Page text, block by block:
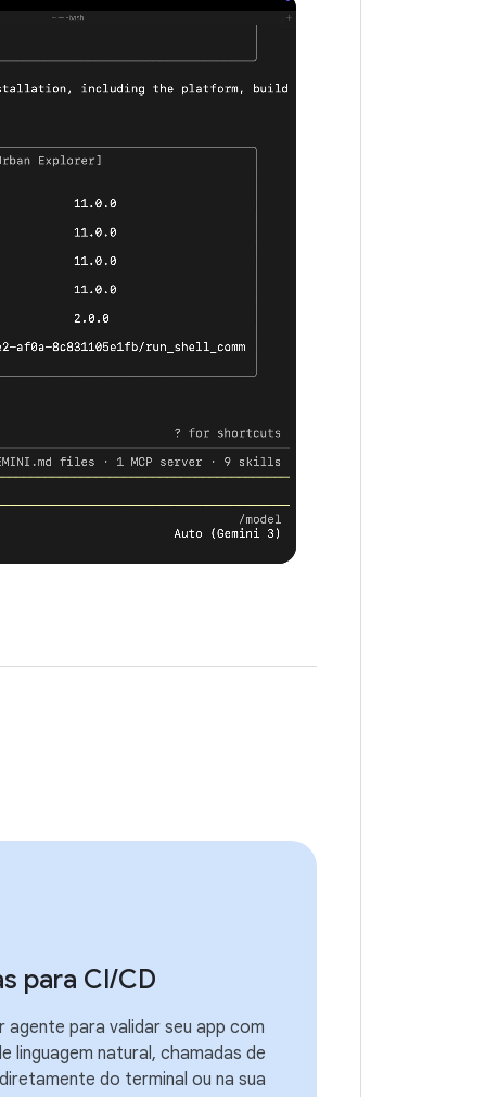
para CI/CD
agente para validar seu app com
linguagem natural, chamadas de
do terminal ou na sua